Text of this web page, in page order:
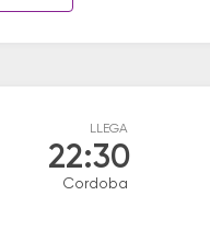
LLEGA
22:30
Cordoba